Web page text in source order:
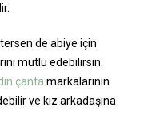
de abiye için
mutlu edebilirsin.
çanta markalarının
ve kız arkadaşına